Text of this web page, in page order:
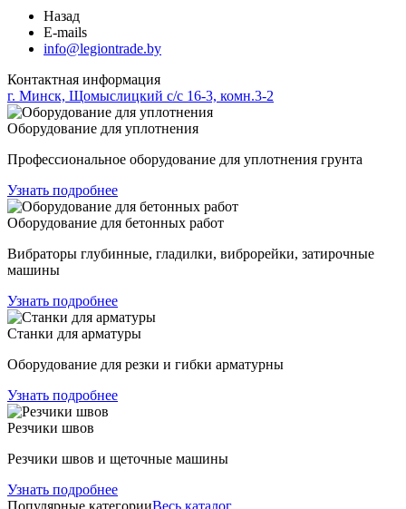
Назад
E-mails
info@legiontrade.by
Контактная информация
г. Минск, Щомыслицкий с/с 16-3, комн.3-2
Оборудование для уплотнения
Профессиональное оборудование для уплотнения грунта
Узнать подробнее
Оборудование для бетонных работ
Вибраторы глубинные, гладилки, виброрейки, затирочные
машины
Узнать подробнее
Станки для арматуры
Оборудование для резки и гибки арматурны
Узнать подробнее
Резчики швов
Резчики швов и щеточные машины
Узнать подробнее
Популярные категорииВесь каталог